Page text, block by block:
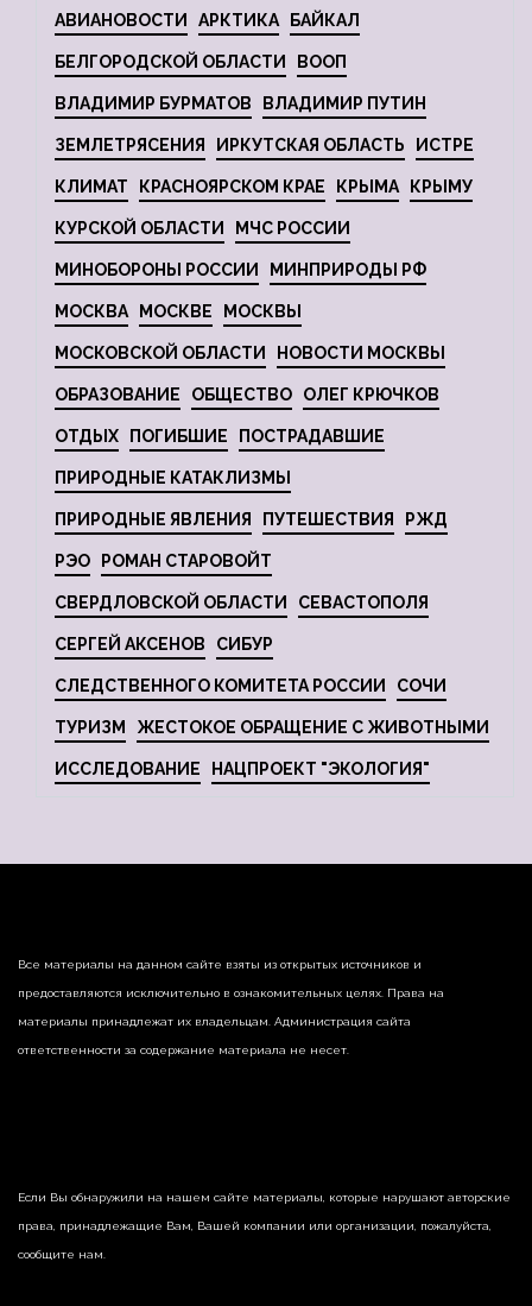
АВИАНОВОСТИ АРКТИКА БАЙКАЛ
БЕЛГОРОДСКОЙ ОБЛАСТИ ВООП
ВЛАДИМИР БУРМАТОВ ВЛАДИМИР ПУТИН
ЗЕМЛЕТРЯСЕНИЯ ИРКУТСКАЯ ОБЛАСТЬ ИСТРЕ
КЛИМАТ КРАСНОЯРСКОМ КРАЕ КРЫМА КРЫМУ
КУРСКОЙ ОБЛАСТИ МЧС РОССИИ
МИНОБОРОНЫ РОССИИ МИНПРИРОДЫ РФ
МОСКВА МОСКВЕ МОСКВЫ
МОСКОВСКОЙ ОБЛАСТИ НОВОСТИ МОСКВЫ
ОБРАЗОВАНИЕ ОБЩЕСТВО ОЛЕГ КРЮЧКОВ
ОТДЫХ ПОГИБШИЕ ПОСТРАДАВШИЕ
ПРИРОДНЫЕ КАТАКЛИЗМЫ
ПРИРОДНЫЕ ЯВЛЕНИЯ ПУТЕШЕСТВИЯ РЖД
РЭО РОМАН СТАРОВОЙТ
СВЕРДЛОВСКОЙ ОБЛАСТИ СЕВАСТОПОЛЯ
СЕРГЕЙ АКСЕНОВ СИБУР
СЛЕДСТВЕННОГО КОМИТЕТА РОССИИ СОЧИ
ТУРИЗМ ЖЕСТОКОЕ ОБРАЩЕНИЕ С ЖИВОТНЫМИ
ИССЛЕДОВАНИЕ НАЦПРОЕКТ "ЭКОЛОГИЯ"
Все материалы на данном сайте взяты из открытых источников и
предоставляются исключительно в ознакомительных целях. Права на
материалы принадлежат их владельцам. Администрация сайта
ответственности за содержание материала не несет.
Если Вы обнаружили на нашем сайте материалы, которые нарушают авторские
права, принадлежащие Вам, Вашей компании или организации, пожалуйста,
сообщите нам.